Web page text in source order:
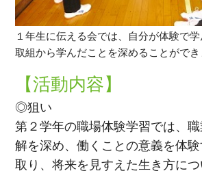
１年生に伝える会では、自分が体験で学
取組から学んだことを深めることができ
【活動内容】
◎狙い
第２学年の職場体験学習では、
解を深め、働くことの意義を体
取り、将来を見すえた生き方に